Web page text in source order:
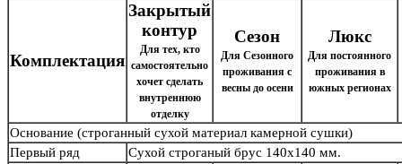
Комплектация
Закрытый
контур
Для тех, кто
самостоятельно
хочет сделать
внутреннюю
отделку
Сезон
Для Сезонного
проживания с
весны до осени
Люкс
Для постоянного
проживания в
южных регионах
Основание (строганный сухой материал камерной сушки)
Первый ряд
Сухой строганый брус 140х140 мм.